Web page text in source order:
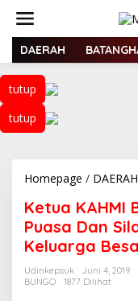
t
i
e
o
DAERAH
tutup
tutup
Homepage / DAERAH
Ketua KAHMI
Puasa Dan
Keluarga
Udinkepsuk
Juni 4, 2019
BUNGO
1877 Dilihat